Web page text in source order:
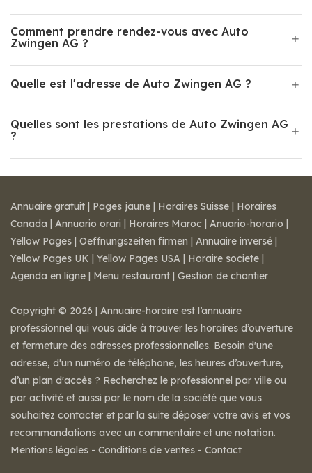
Comment prendre rendez-vous avec Auto
Zwingen AG ?
Quelle est l'adresse de Auto Zwingen AG ?
Quelles sont les prestations de Auto Zwingen AG
?
Annuaire gratuit | Pages jaune | Horaires Suisse | Horaires
Canada | Annuario orari | Horaires Maroc | Anuario-horario |
Yellow Pages | Oeffnungszeiten firmen | Annuaire inversé |
Yellow Pages UK | Yellow Pages USA | Horaire societe |
Agenda en ligne | Menu restaurant | Gestion de chantier
Copyright © 2026 | Annuaire-horaire est l’annuaire
professionnel qui vous aide à trouver les horaires d’ouverture
et fermeture des adresses professionnelles. Besoin d'une
adresse, d'un numéro de téléphone, les heures d’ouverture,
d’un plan d'accès ? Recherchez le professionnel par ville ou
par activité et aussi par le nom de la société que vous
souhaitez contacter et par la suite déposer votre avis et vos
recommandations avec un commentaire et une notation.
Mentions légales - Conditions de ventes - Contact